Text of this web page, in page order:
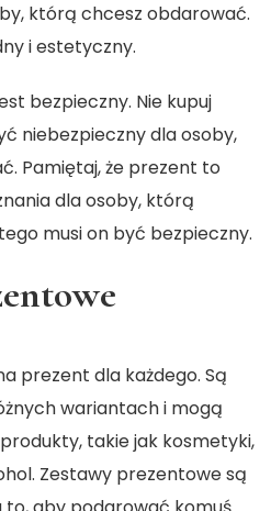
którą chcesz obdarować.
i estetyczny.
bezpieczny. Nie kupuj
niebezpieczny dla osoby,
Pamiętaj, że prezent to
dla osoby, którą
musi on być bezpieczny.
prezent dla każdego. Są
wariantach i mogą
takie jak kosmetyki,
Zestawy prezentowesą